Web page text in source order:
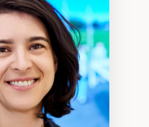
comparée